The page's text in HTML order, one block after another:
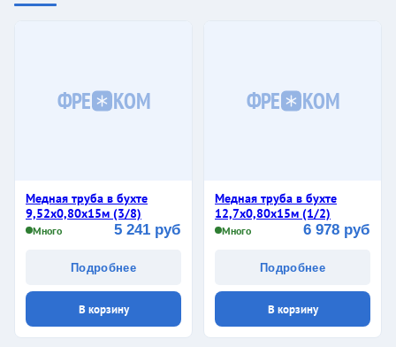
ФРЕ КОМ
Медная труба в бухте
9,52х0,80х15м (3/8)
Много 5 241 руб
Подробнее
В корзину
ФРЕ КОМ
Медная труба в бухте
12,7х0,80х15м (1/2)
Много 6 978 руб
Подробнее
В корзину